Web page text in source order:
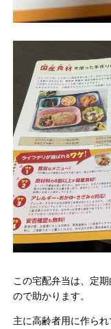
この宅配弁当は、定
ので助かります。
主に高齢者用に作ら